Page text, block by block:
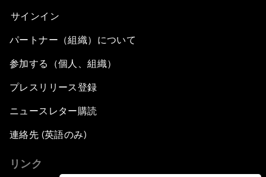
サインイン
パートナー（組織）について
参加する（個人、組織）
プレスリリース登録
ニュースレター購読
連絡先 (英語のみ)
リンク